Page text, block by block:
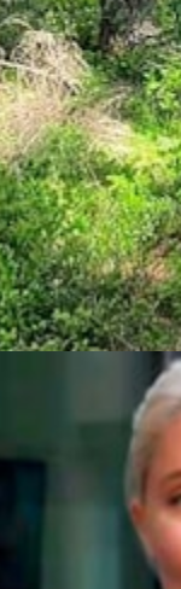
men mange av
ukene. For at
på intensitet,